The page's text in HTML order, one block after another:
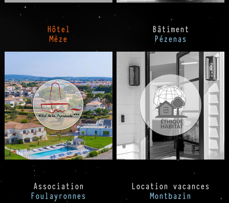
Hôtel
Mèze
Bâtiment
Pézenas
Association
Foulayronnes
Location vacances
Montbazin